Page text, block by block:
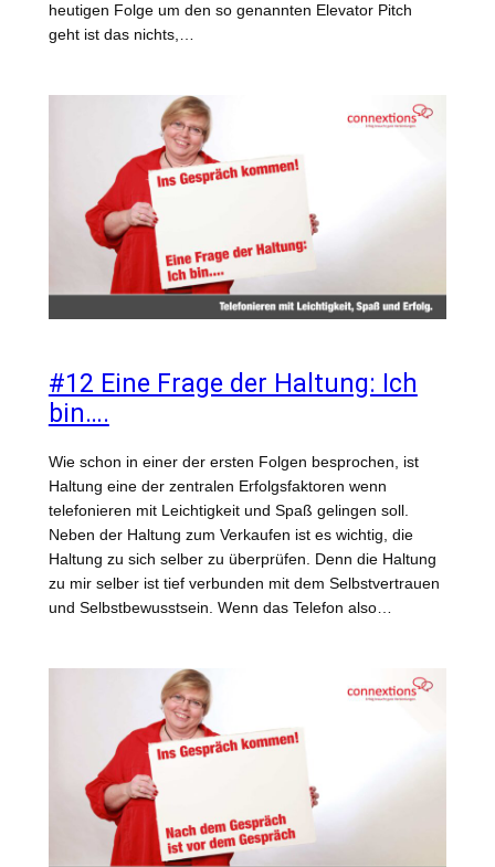
heutigen Folge um den so genannten Elevator Pitch
geht ist das nichts,…
#12 Eine Frage der Haltung: Ich
bin….
Wie schon in einer der ersten Folgen besprochen, ist
Haltung eine der zentralen Erfolgsfaktoren wenn
telefonieren mit Leichtigkeit und Spaß gelingen soll.
Neben der Haltung zum Verkaufen ist es wichtig, die
Haltung zu sich selber zu überprüfen. Denn die Haltung
zu mir selber ist tief verbunden mit dem Selbstvertrauen
und Selbstbewusstsein. Wenn das Telefon also…